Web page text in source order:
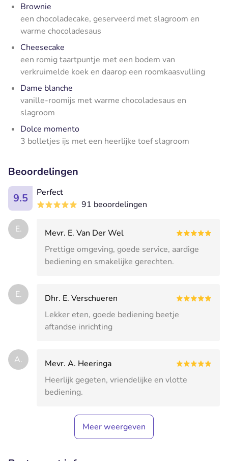
Brownie
een chocoladecake, geserveerd met slagroom en
warme chocoladesaus
Cheesecake
een romig taartpuntje met een bodem van
verkruimelde koek en daarop een roomkaasvulling
Dame blanche
vanille-roomijs met warme chocoladesaus en
slagroom
Dolce momento
3 bolletjes ijs met een heerlijke toef slagroom
Beoordelingen
9.5
Perfect
91 beoordelingen
E.
Mevr. E. Van Der Wel
Prettige omgeving, goede service, aardige
bediening en smakelijke gerechten.
E.
Dhr. E. Verschueren
Lekker eten, goede bediening beetje
aftandse inrichting
A.
Mevr. A. Heeringa
Heerlijk gegeten, vriendelijke en vlotte
bediening.
Meer weergeven